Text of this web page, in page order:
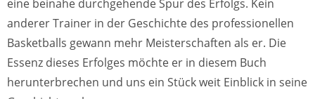
eine beinahe durchgehende Spur des Erfolgs. Kein
anderer Trainer in der Geschichte des professionellen
Basketballs gewann mehr Meisterschaften als er. Die
Essenz dieses Erfolges möchte er in diesem Buch
herunterbrechen und uns ein Stück weit Einblick in seine